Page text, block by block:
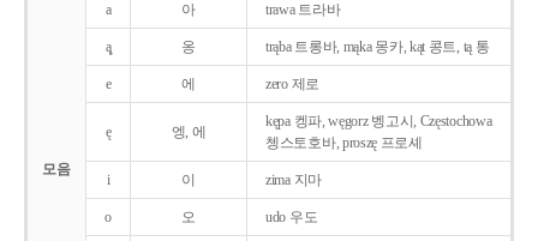
모음
a 아 trawa 트라바
ą̨ 옹 trąba 트롱바, mąka 몽카, kąt 콩트, tą 통
e 에 zero 제로
ę 엥, 에
kępa 켕파, węgorz 벵고시, Częstochowa
쳉스토호바, proszę 프로셰
i 이 zima 지마
o 오 udo 우도